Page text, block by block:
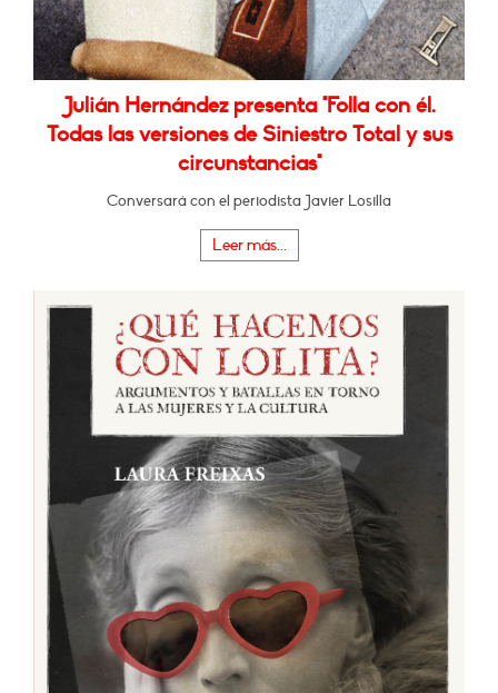
Julián Hernández presenta "Folla con él.
Todas las versiones de Siniestro Total y sus
circunstancias"
Conversará con el periodista Javier Losilla
Leer más...